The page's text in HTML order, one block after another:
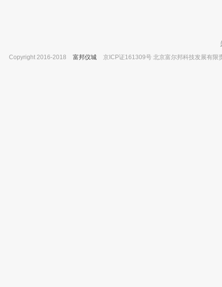
Copyright 2016-2018
富邦仪城 京ICP证161309号 北京富尔邦科技发展有